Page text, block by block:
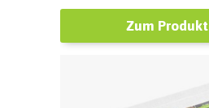
Zum Produkt